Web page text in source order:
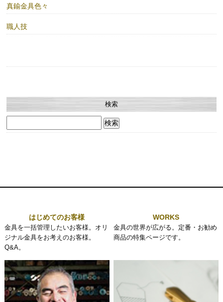
真鍮金具色々
職人技
検索
索:
はじめてのお客様
金具を一括管理したいお客様。オリ
ジナル金具をお考えのお客様。
Q&A。
WORKS
金具の世界が広がる。定番・お勧め
商品の特集ページです。